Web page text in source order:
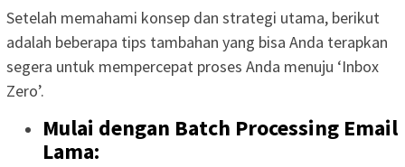
Setelah memahami konsep dan strategi utama, berikut
adalah beberapa tips tambahan yang bisa Anda terapkan
segera untuk mempercepat proses Anda menuju ‘Inbox
Zero’.
Mulai dengan Batch Processing Email
Lama: